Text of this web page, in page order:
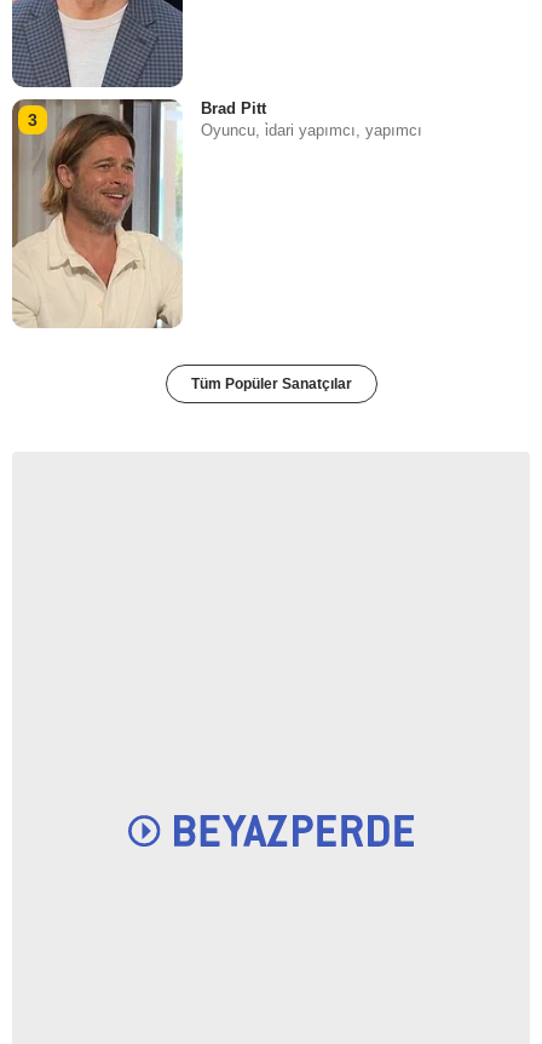
3
Brad Pitt
Oyuncu, i̇dari yapımcı, yapımcı
Tüm Popüler Sanatçılar